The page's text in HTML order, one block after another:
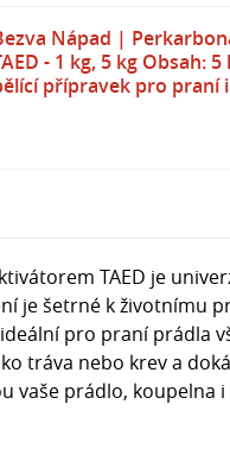
Nápad |
- 1 kg, 5 kg Obsah:
přípravek pro praní
TAED je
je šetrné k životnímu
pro praní prádla
tráva nebo krev a
prádlo, koupelna i